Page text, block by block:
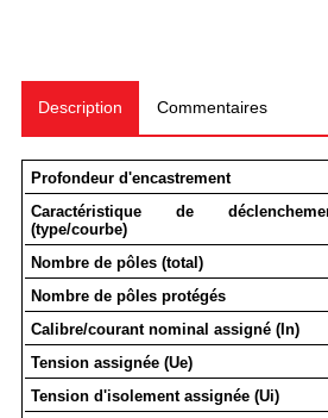
Description Commentaires
Profondeur d'encastrement
Caractéristique de
(type/courbe)
Nombre de pôles (total)
Nombre de pôles protégés
Calibre/courant nominal assigné (In)
Tension assignée (Ue)
Tension d'isolement assignée (Ui)